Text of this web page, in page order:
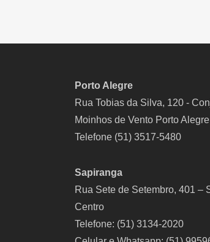
Porto Alegre
Rua Tobias da Silva, 120 -
Moinhos de Vento Porto
Telefone (51) 3517-5480
Sapiranga
Rua Sete de Setembro, 401 –
Centro
Telefone: (51) 3134-2020